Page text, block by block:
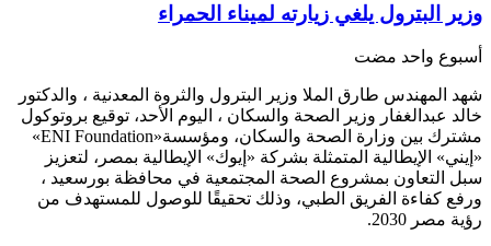
وزير البترول يلغي زيارته لميناء الحمراء
‏أسبوع واحد مضت
شهد المهندس طارق الملا وزير البترول والثروة المعدنية ، والدكتور
خالد عبدالغفار وزير الصحة والسكان ، اليوم الأحد، توقيع بروتوكول
مشترك بين وزارة الصحة والسكان، ومؤسسة«ENI Foundation»
«إيني» الإيطالية المتمثلة بشركة «إيوك» الإيطالية بمصر، لتعزيز
سبل التعاون بمشروع الصحة المجتمعية في محافظة بورسعيد ،
ورفع كفاءة الفريق الطبي، وذلك تحقيقًا للوصول للمستهدف من
رؤية مصر 2030.